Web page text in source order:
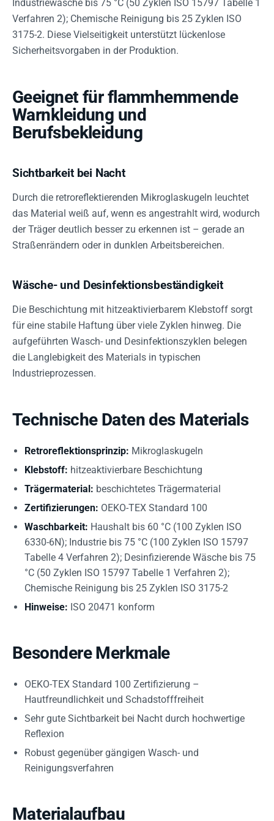
Industriewäsche bis 75 °C (50 Zyklen ISO 15797 Tabelle 1
Verfahren 2); Chemische Reinigung bis 25 Zyklen ISO
3175-2. Diese Vielseitigkeit unterstützt lückenlose
Sicherheitsvorgaben in der Produktion.
Geeignet für flammhemmende
Warnkleidung und
Berufsbekleidung
Sichtbarkeit bei Nacht
Durch die retroreflektierenden Mikroglaskugeln leuchtet
das Material weiß auf, wenn es angestrahlt wird, wodurch
der Träger deutlich besser zu erkennen ist – gerade an
Straßenrändern oder in dunklen Arbeitsbereichen.
Wäsche- und Desinfektionsbeständigkeit
Die Beschichtung mit hitzeaktivierbarem Klebstoff sorgt
für eine stabile Haftung über viele Zyklen hinweg. Die
aufgeführten Wasch- und Desinfektionszyklen belegen
die Langlebigkeit des Materials in typischen
Industrieprozessen.
Technische Daten des Materials
Retroreflektionsprinzip: Mikroglaskugeln
Klebstoff: hitzeaktivierbare Beschichtung
Trägermaterial: beschichtetes Trägermaterial
Zertifizierungen: OEKO-TEX Standard 100
Waschbarkeit: Haushalt bis 60 °C (100 Zyklen ISO
6330-6N); Industrie bis 75 °C (100 Zyklen ISO 15797
Tabelle 4 Verfahren 2); Desinfizierende Wäsche bis 75
°C (50 Zyklen ISO 15797 Tabelle 1 Verfahren 2);
Chemische Reinigung bis 25 Zyklen ISO 3175-2
Hinweise: ISO 20471 konform
Besondere Merkmale
OEKO-TEX Standard 100 Zertifizierung –
Hautfreundlichkeit und Schadstofffreiheit
Sehr gute Sichtbarkeit bei Nacht durch hochwertige
Reflexion
Robust gegenüber gängigen Wasch- und
Reinigungsverfahren
Materialaufbau